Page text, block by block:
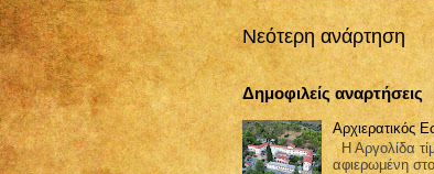
Νεότερη ανάρτηση
Δημοφιλείς αναρτήσεις
Αρχιερατικός
Η Αργολίδα
αφιερωμένη